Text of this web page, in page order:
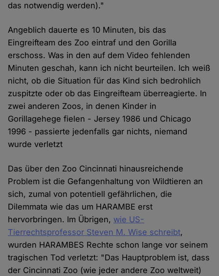
das notwendig werden)."
Angeblich dauerte es 10 Minuten, bis das
Eingreifteam des Zoo eintraf und den Gorilla
erschoss. Was in den auf dem Video fehlenden
Minuten geschah, kann ich nicht beurteilen. Ich weiß
nicht, ob die Situation für das Kind sich bedrohlich
zuspitzte oder ob das Eingreifteam überreagierte. In
zwei anderen Zoos, in denen Kinder in
Gorillagehege fielen - Jersey 1986 und Chicago
1996 - passierte jedenfalls gar nichts, niemand
wurde verletzt
Das über den Zoo Cincinnati hinausreichende
Problem ist die Gefangenhaltung von Wildtieren an
sich, zumal von potentiell gefährlichen, die
Dilemmata wie das um HARAMBE erst
hervorbringen. Im Übrigen, wie US-
Tierrechtsprofessor Steven M. Wise schreibt,
wurden HARAMBES Rechte schon lange vor seinem
tragischen Tod verletzt: "Das Hauptproblem ist, dass
der Cincinnati Zoo (wie jeder andere Zoo weltweit)